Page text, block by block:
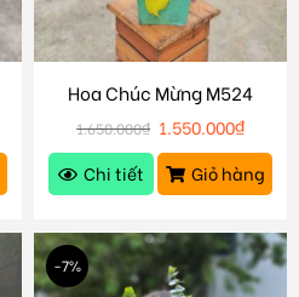
Hoa Chúc Mừng M524
1.650.000₫ 1.550.000₫
Chi tiết
Giỏ hàng
-7%